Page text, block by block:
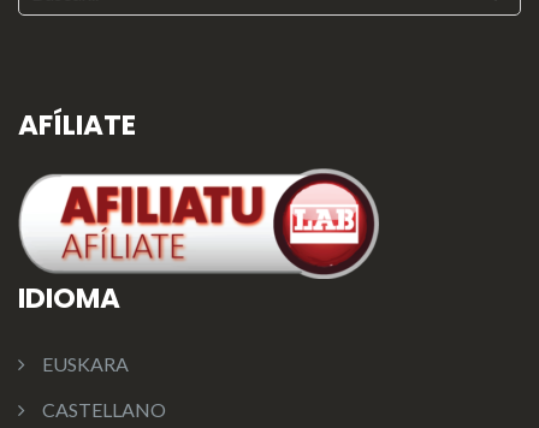
AFÍLIATE
IDIOMA
EUSKARA
CASTELLANO